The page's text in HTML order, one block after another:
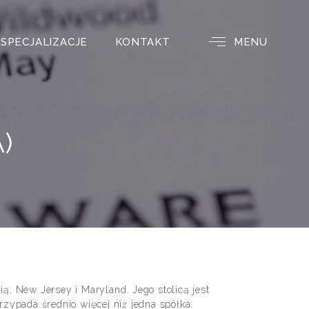
SPECJALIZACJE KONTAKT MENU
New Jersey i Maryland. Jego stolicą jest
średnio więcej niż jedna spółka.